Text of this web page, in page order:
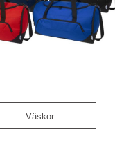
Väskor